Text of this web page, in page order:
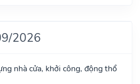
2026
nhà cửa, khởi công, động thổ